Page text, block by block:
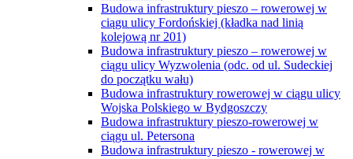
Budowa infrastruktury pieszo – rowerowej w
ciągu ulicy Fordońskiej (kładka nad linią
kolejową nr 201)
Budowa infrastruktury pieszo – rowerowej w
ciągu ulicy Wyzwolenia (odc. od ul. Sudeckiej
do początku wału)
Budowa infrastruktury rowerowej w ciągu ulicy
Wojska Polskiego w Bydgoszczy
Budowa infrastruktury pieszo-rowerowej w
ciągu ul. Petersona
Budowa infrastruktury pieszo - rowerowej w